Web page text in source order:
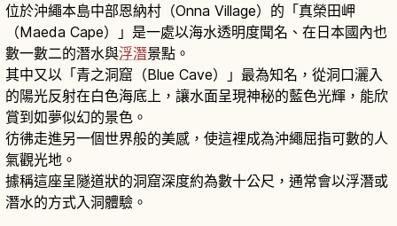
位於沖繩本島中部恩納村（Onna Village）的「真榮田岬
（Maeda Cape）」是一處以海水透明度聞名、在日本國內也
數一數二的潛水與浮潛景點。
其中又以「青之洞窟（Blue Cave）」最為知名，從洞口灑入
的陽光反射在白色海底上，讓水面呈現神秘的藍色光輝，能欣
賞到如夢似幻的景色。
彷彿走進另一個世界般的美感，使這裡成為沖繩屈指可數的人
氣觀光地。
據稱這座呈隧道狀的洞窟深度約為數十公尺，通常會以浮潛或
潛水的方式入洞體驗。